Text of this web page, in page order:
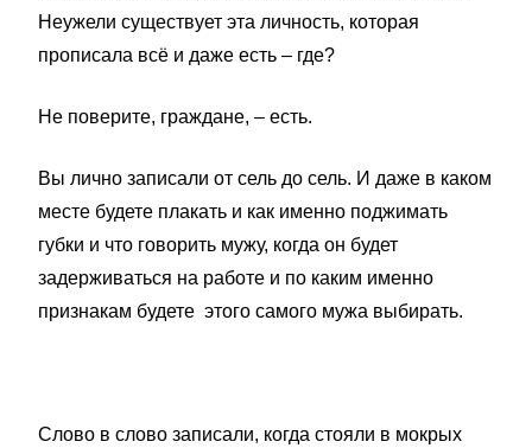
Неужели существует эта личность, которая
прописала всё и даже есть – где?
Не поверите, граждане, – есть.
Вы лично записали от сель до сель. И даже в каком
месте будете плакать и как именно поджимать
губки и что говорить мужу, когда он будет
задерживаться на работе и по каким именно
признакам будете этого самого мужа выбирать.
Слово в слово записали, когда стояли в мокрых